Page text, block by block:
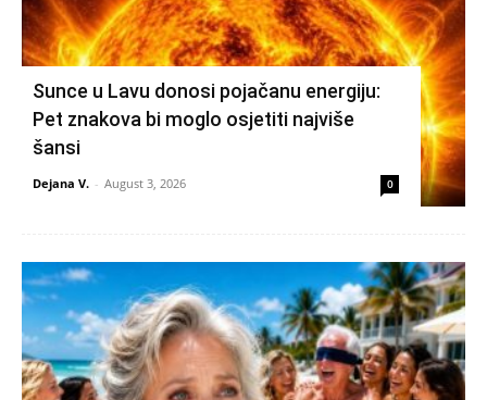
Sunce u Lavu donosi pojačanu energiju:
Pet znakova bi moglo osjetiti najviše
šansi
Dejana V. - August 3, 2026 0